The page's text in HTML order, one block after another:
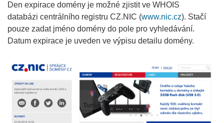
Den expirace domény je možné zjistit ve WHOIS
databázi centrálního registru CZ.NIC (www.nic.cz). Stačí
pouze zadat jméno domény do pole pro vyhledávání.
Datum expirace je uveden ve výpisu detailu domény.